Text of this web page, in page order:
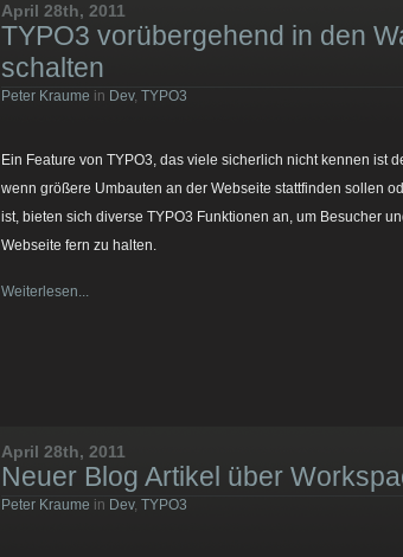
April 28th, 2011
TYPO3 vorübergehend in den
schalten
Peter Kraume in Dev, TYPO3
Ein Feature von TYPO3, das viele sicherlich nicht kennen ist
wenn größere Umbauten an der Webseite stattfinden sollen
ist, bieten sich diverse TYPO3 Funktionen an, um Besucher
Webseite fern zu halten.
Weiterlesen...
April 28th, 2011
Neuer Blog Artikel über
Peter Kraume in Dev, TYPO3